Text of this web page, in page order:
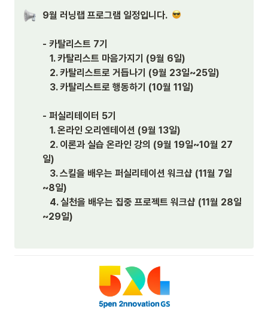
9월 러닝랩 프로그램 일정입니다.
- 카탈리스트 7기
- 퍼실리테이터 5기
일)
~8일)
~29일)